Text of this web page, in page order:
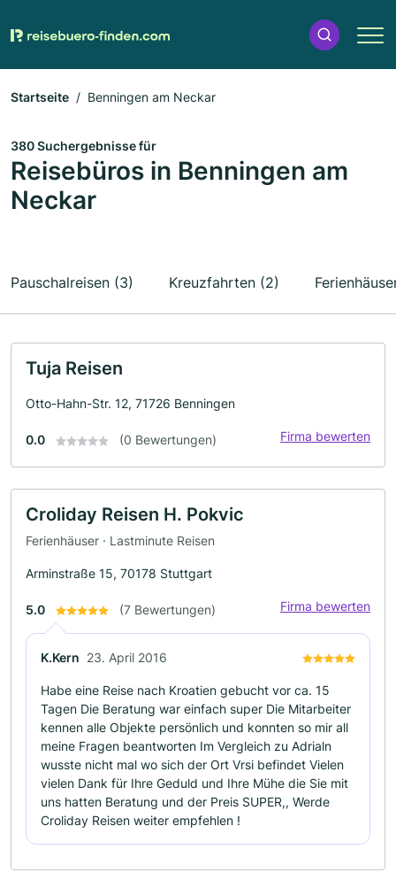
Startseite Benningen am Neckar
380 Suchergebnisse für
Reisebüros in Benningen am
Neckar
Pauschalreisen (3) Kreuzfahrten (2)
Tuja Reisen
Otto-Hahn-Str. 12, 71726 Benningen
0.0 (0 Bewertungen) Firma bewerten
Croliday Reisen H. Pokvic
Ferienhäuser · Lastminute Reisen
Arminstraße 15, 70178 Stuttgart
5.0 (7 Bewertungen) Firma bewerten
K.Kern 23. April 2016
Habe eine Reise nach Kroatien gebucht vor ca. 15
Tagen Die Beratung war einfach super Die Mitarbeiter
kennen alle Objekte persönlich und konnten so mir all
meine Fragen beantworten Im Vergleich zu Adrialn
wusste nicht mal wo sich der Ort Vrsi befindet Vielen
vielen Dank für Ihre Geduld und Ihre Mühe die Sie mit
uns hatten Beratung und der Preis SUPER,, Werde
Croliday Reisen weiter empfehlen !